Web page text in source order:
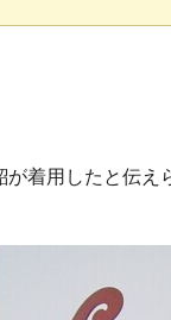
着用したと伝